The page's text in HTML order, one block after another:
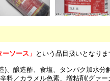
ーソース」 という品目扱いとなりま
)、醸造酢、食塩、タンパク加水分
料／カラメル色素、増粘剤(グァ